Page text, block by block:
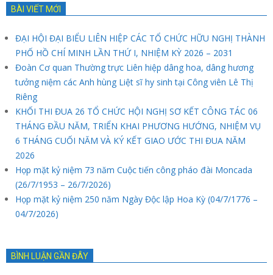
BÀI VIẾT MỚI
ĐẠI HỘI ĐẠI BIỂU LIÊN HIỆP CÁC TỔ CHỨC HỮU NGHỊ THÀNH
PHỐ HỒ CHÍ MINH LẦN THỨ I, NHIỆM KỲ 2026 – 2031
Đoàn Cơ quan Thường trực Liên hiệp dâng hoa, dâng hương
tưởng niệm các Anh hùng Liệt sĩ hy sinh tại Công viên Lê Thị
Riêng
KHỐI THI ĐUA 26 TỔ CHỨC HỘI NGHỊ SƠ KẾT CÔNG TÁC 06
THÁNG ĐẦU NĂM, TRIỂN KHAI PHƯƠNG HƯỚNG, NHIỆM VỤ
6 THÁNG CUỐI NĂM VÀ KÝ KẾT GIAO ƯỚC THI ĐUA NĂM
2026
Họp mặt kỷ niệm 73 năm Cuộc tiến công pháo đài Moncada
(26/7/1953 – 26/7/2026)
Họp mặt kỷ niệm 250 năm Ngày Độc lập Hoa Kỳ (04/7/1776 –
04/7/2026)
BÌNH LUẬN GẦN ĐÂY